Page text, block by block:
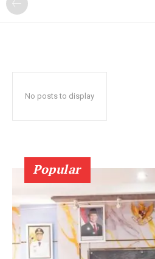
No posts to display
Popular